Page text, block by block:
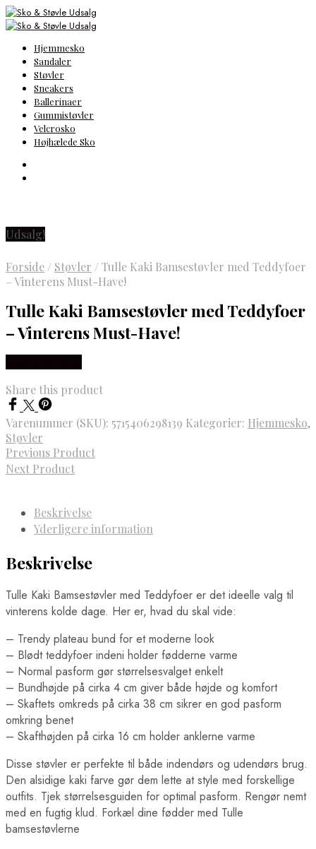
Hjemmesko
Sandaler
Støvler
Sneakers
Ballerinaer
Gummistøvler
Velcrosko
Højhælede Sko
Udsalg!
Forside / Støvler / Tulle Kaki Bamsestøvler med Teddyfoer
– Vinterens Must-Have!
Tulle Kaki Bamsestøvler med Teddyfoer
– Vinterens Must-Have!
Share this product
Varenummer (SKU): 5715406298139 Kategorier: Hjemmesko,
Støvler
Previous Product
Next Product
Beskrivelse
Yderligere information
Beskrivelse
Tulle Kaki Bamsestøvler med Teddyfoer er det ideelle valg til
vinterens kolde dage. Her er, hvad du skal vide:
– Trendy plateau bund for et moderne look
– Blødt teddyfoer indeni holder fødderne varme
– Normal pasform gør størrelsesvalget enkelt
– Bundhøjde på cirka 4 cm giver både højde og komfort
– Skaftets omkreds på cirka 38 cm sikrer en god pasform
omkring benet
– Skafthøjden på cirka 16 cm holder anklerne varme
Disse støvler er perfekte til både indendørs og udendørs brug.
Den alsidige kaki farve gør dem lette at style med forskellige
outfits. Tjek størrelsesguiden for optimal pasform. Rengør nemt
med en fugtig klud. Forkæl dine fødder med Tulle
bamsestøvlerne